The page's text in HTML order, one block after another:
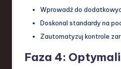
Wprowadź do
Doskonal standardy na
Zautomatyzuj kontrole
Faza 4: